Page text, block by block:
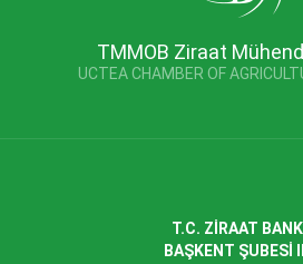
TMMOB Ziraat
UCTEA CHAMBER OF
T.C. ZİRAAT
BAŞKENT ŞUBESİ